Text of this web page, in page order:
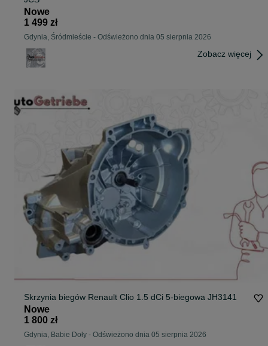
Nowe
1 499 zł
Gdynia, Śródmieście - Odświeżono dnia 05 sierpnia 2026
Zobacz więcej
Skrzynia biegów Renault Clio 1.5 dCi 5-biegowa JH3141
Nowe
1 800 zł
Gdynia, Babie Doły - Odświeżono dnia 05 sierpnia 2026